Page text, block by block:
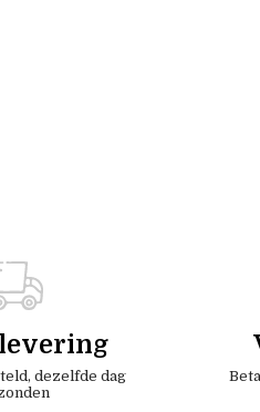
dezelfde dag